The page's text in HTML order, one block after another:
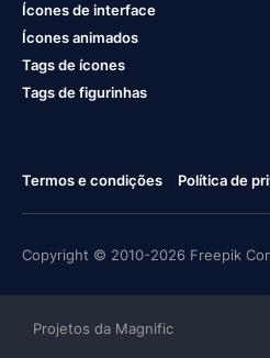
Ícones de interface
Ícones animados
Tags de ícones
Tags de figurinhas
Termos e condições Política de
Copyright © 2010-2026 Freepik
Projetos da Magnific